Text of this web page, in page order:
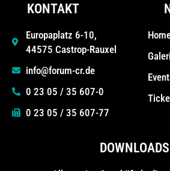
KONTAKT
Europaplatz 6-10,
44575 Castrop-Rauxel
info@forum-cr.de
0 23 05 / 35 607-0
0 23 05 / 35 607-77
DOWNLOADS